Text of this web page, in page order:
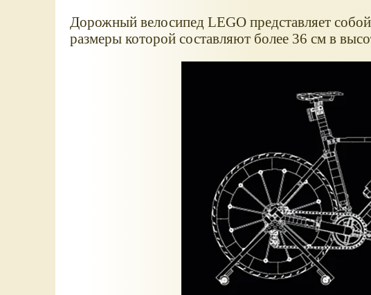
Дорожный велосипед LEGO представляет
размеры которой составляют более 36 см в